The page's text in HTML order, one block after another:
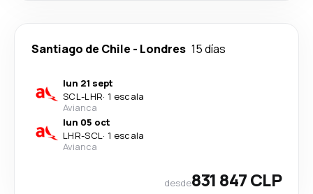
Santiago de Chile - Londres 15 días
lun 21 sept
SCL-LHR· 1 escala
Avianca
lun 05 oct
LHR-SCL· 1 escala
Avianca
desde831 847 CLP